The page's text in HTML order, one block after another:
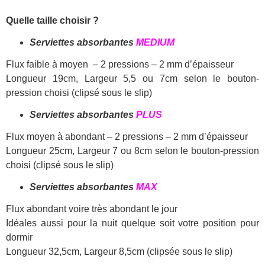
Quelle taille choisir ?
Serviettes absorbantes MEDIUM
Flux faible à moyen – 2 pressions – 2 mm d’épaisseur
Longueur 19cm, Largeur 5,5 ou 7cm selon le bouton-
pression choisi (clipsé sous le slip)
Serviettes absorbantes PLUS
Flux moyen à abondant – 2 pressions – 2 mm d’épaisseur
Longueur 25cm, Largeur 7 ou 8cm selon le bouton-pression
choisi (clipsé sous le slip)
Serviettes absorbantes MAX
Flux abondant voire très abondant le jour
Idéales aussi pour la nuit quelque soit votre position pour
dormir
Longueur 32,5cm, Largeur 8,5cm (clipsée sous le slip)